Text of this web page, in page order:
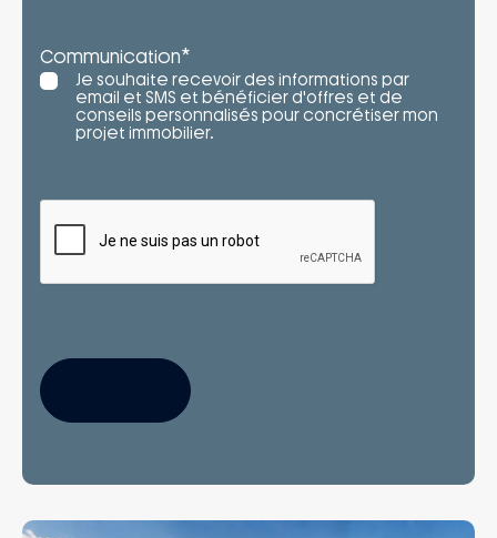
Communication*
Je souhaite recevoir des informations par
email et SMS et bénéficier d'offres et de
conseils personnalisés pour concrétiser mon
projet immobilier.